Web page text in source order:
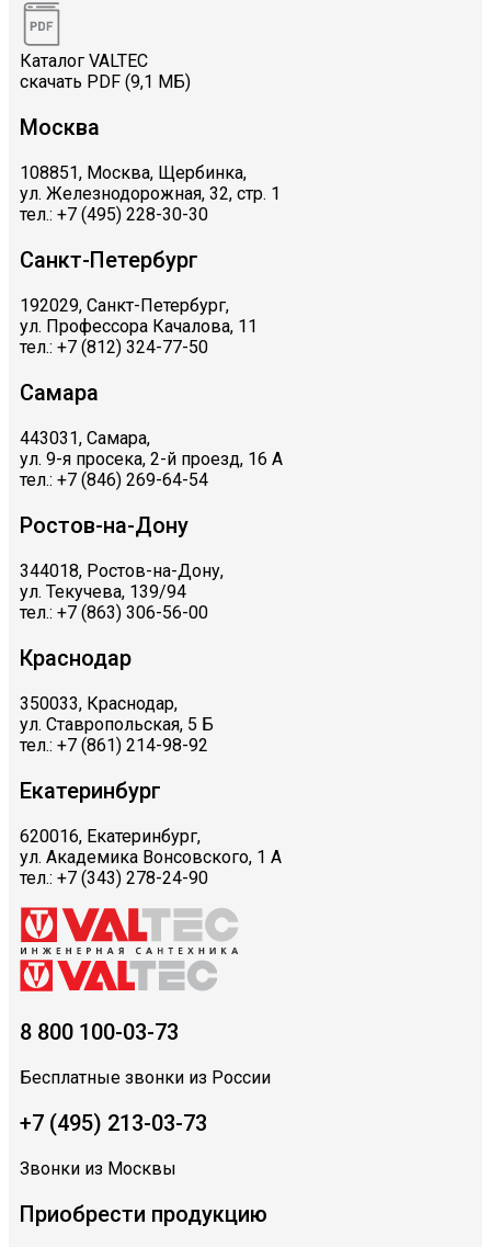
Каталог VALTEC
скачать PDF (9,1 МБ)
Москва
108851, Москва, Щербинка,
ул. Железнодорожная, 32, стр. 1
тел.: +7 (495) 228-30-30
Санкт-Петербург
192029, Санкт-Петербург,
ул. Профессора Качалова, 11
тел.: +7 (812) 324-77-50
Самара
443031, Самара,
ул. 9-я просека, 2-й проезд, 16 А
тел.: +7 (846) 269-64-54
Ростов-на-Дону
344018, Ростов-на-Дону,
ул. Текучева, 139/94
тел.: +7 (863) 306-56-00
Краснодар
350033, Краснодар,
ул. Ставропольская, 5 Б
тел.: +7 (861) 214-98-92
Екатеринбург
620016, Екатеринбург,
ул. Академика Вонсовского, 1 А
тел.: +7 (343) 278-24-90
8 800 100-03-73
Бесплатные звонки из России
+7 (495) 213-03-73
Звонки из Москвы
Приобрести продукцию